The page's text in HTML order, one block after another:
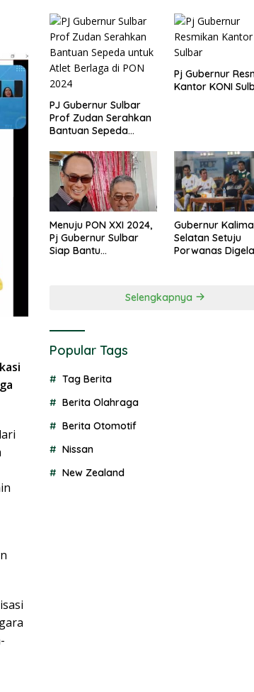
PJ Gubernur Sulbar
Prof Zudan Serahkan
Bantuan Sepeda
PON 2024
Pj Gubernur
Kantor KONI
Menuju PON XXI 2024,
Pj Gubernur Sulbar
Siap Bantu
Gubernur
Selatan Setuju
Porwanas
Selengkapnya
Popular Tags
Tag Berita
Berita Olahraga
Berita Otomotif
Nissan
New Zealand